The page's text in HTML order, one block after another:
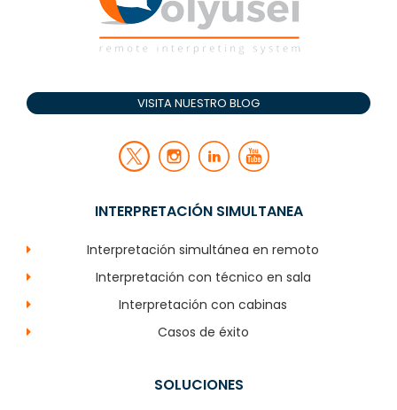
VISITA NUESTRO BLOG
INTERPRETACIÓN SIMULTANEA
Interpretación simultánea en remoto
Interpretación con técnico en sala
Interpretación con cabinas
Casos de éxito
SOLUCIONES